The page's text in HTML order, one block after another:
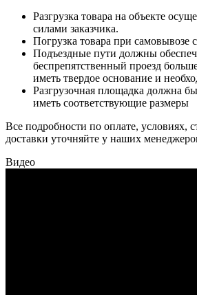
Разгрузка товара на объекте
силами заказчика.
Погрузка товара при самовывозе
Подъездные пути должны
беспрепятственный проезд
иметь твердое основание и
Разгрузочная площадка должна
иметь соответствующие размеры
Все подробности по оплате, условиях,
доставки уточняйте у наших
Видео